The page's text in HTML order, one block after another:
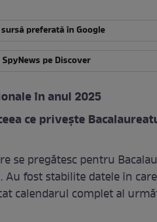
preferată în Google
pe Discover
în anul 2025
ce privește
se pregătesc pentru
fost stabilite datele în
calendarul complet al